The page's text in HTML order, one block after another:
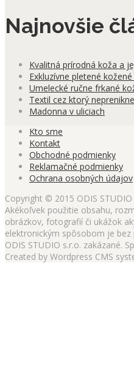
Najnovšie
Kvalitná prírodná koža a
Exkluzívne pletené
Umelecké ručne frkané
Textil cez ktorý
Madonna v uliciach
Kto sme
Kontakt
Obchodné podmienky
Reklamačné podmienky
Ochrana osobných údajov
Copyright © 2015 ODIS
Akékoľvek použitie obsahu,
obrázkov, fotografií či ukážok
elektronickým spôsobom je
ODIS STUDIO s.r.o. zakázané.
Created by Wordpress CMS